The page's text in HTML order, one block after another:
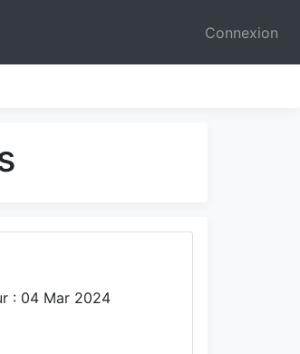
Connexion
: 04 Mar 2024